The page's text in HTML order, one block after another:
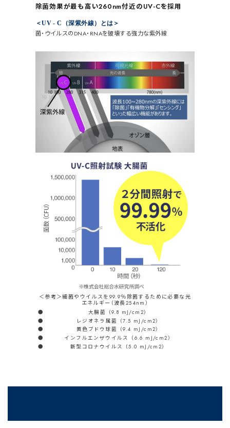
除菌効果が最も高い260nm付近のUV-Cを採用
＜UV - C（深紫外線）とは＞
菌・ウイルスのDNA・RNAを破壊する強力な紫外線
＜参考＞細菌やウイルスを99.9％除菌するために必要な光
エネルギー（波長254nm）
大腸菌 （9.8 mJ/cm2）
レジオネラ属菌 （7.5 mJ/cm2）
黄色ブドウ球菌 （9.4 mJ/cm2）
インフルエンザウイルス （6.6 mJ/cm2）
新型コロナウイルス （5.0 mJ/cm2）